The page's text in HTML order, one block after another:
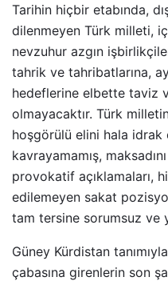
Tarihin hiçbir etabında,
dilenmeyen Türk milleti,
nevzuhur azgın
tahrik ve tahribatlarına,
hedeflerine elbette taviz
olmayacaktır. Türk
hoşgörülü elini hala idrak
kavrayamamış,
provokatif açıklamaları,
edilemeyen sakat
tam tersine sorumsuz ve
Güney Kürdistan
çabasına girenlerin son